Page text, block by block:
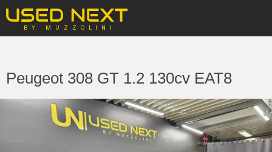
Peugeot 308 GT 1.2 130cv EAT8